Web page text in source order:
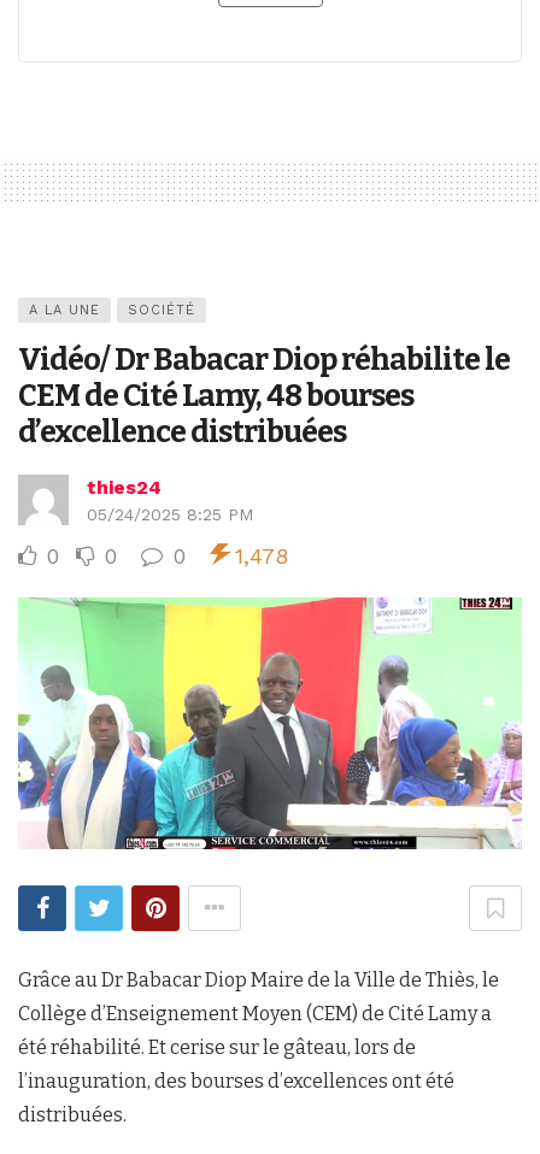
A LA UNE SOCIÉTÉ
Vidéo/ Dr Babacar Diop réhabilite le
CEM de Cité Lamy, 48 bourses
d’excellence distribuées
thies24
05/24/2025 8:25 PM
0 0 0 1,478
Grâce au Dr Babacar Diop Maire de la Ville de Thiès, le
Collège d’Enseignement Moyen (CEM) de Cité Lamy a
été réhabilité. Et cerise sur le gâteau, lors de
l’inauguration, des bourses d’excellences ont été
distribuées.